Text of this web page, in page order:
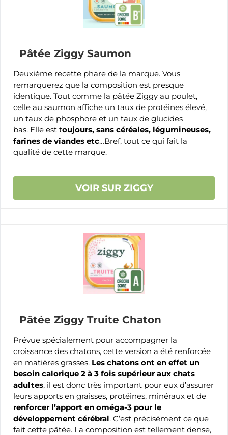
Pâtée Ziggy Saumon
Deuxième recette phare de la marque. Vous
remarquerez que la composition est presque
identique. Tout comme la pâtée Ziggy au poulet,
celle au saumon affiche un taux de protéines élevé,
un taux de phosphore et un taux de glucides
bas. Elle est toujours, sans céréales, légumineuses,
farines de viandes etc…Bref, tout ce qui fait la
qualité de cette marque.
VOIR SUR ZIGGY
Pâtée Ziggy Truite Chaton
Prévue spécialement pour accompagner la
croissance des chatons, cette version a été renforcée
en matières grasses. Les chatons ont en effet un
besoin calorique 2 à 3 fois supérieur aux chats
adultes, il est donc très important pour eux d’assurer
leurs apports en graisses, protéines, minéraux et de
renforcer l’apport en oméga-3 pour le
développement cérébral. C’est précisément ce que
fait cette pâtée. La composition est tellement dense,